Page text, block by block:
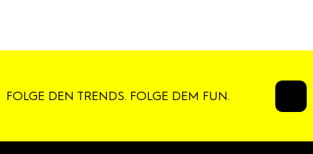
FOLGE DEN TRENDS. FOLGE DEM FUN.